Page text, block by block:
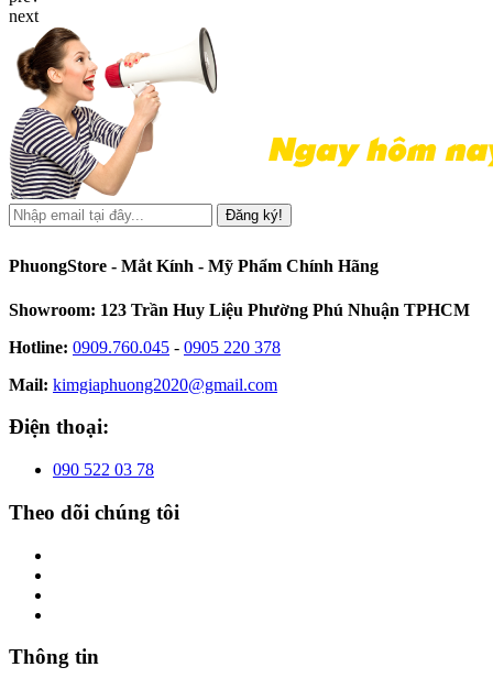
next
Đăng ký!
PhuongStore - Mắt Kính - Mỹ Phẩm Chính Hãng
Showroom: 123 Trần Huy Liệu Phường Phú Nhuận TPHCM
Hotline: 0909.760.045 - 0905 220 378
Mail: kimgiaphuong2020@gmail.com
Điện thoại:
090 522 03 78
Theo dõi chúng tôi
Thông tin